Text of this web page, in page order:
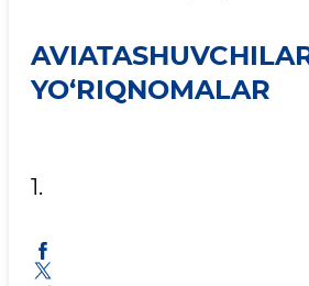
YO‘RIQNOMALAR
1.